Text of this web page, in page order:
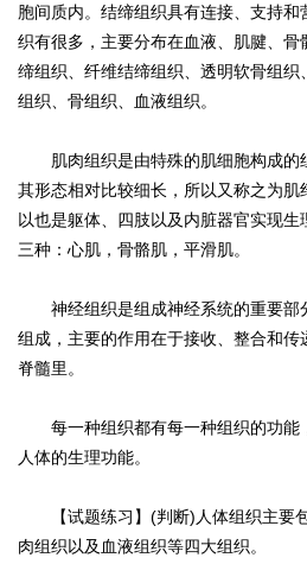
胞间质内。结缔组织具有连接、支持和
织有很多，主要分布在血液、肌腱、
缔组织、纤维结缔组织、透明软骨组
组织、骨组织、血液组织。
肌肉组织是由特殊的肌细胞构成的
其形态相对比较细长，所以又称之为
以也是躯体、四肢以及内脏器官实现
三种：心肌，骨骼肌，平滑肌。
神经组织是组成神经系统的重要部
组成，主要的作用在于接收、整合和传
脊髓里。
每一种组织都有每一种组织的功能
人体的生理功能。
【试题练习】(判断)人体组织主要
肉组织以及血液组织等四大组织。